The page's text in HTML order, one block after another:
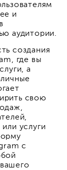
и
аудитории.
создания
где вы
а
свою
услуги
с